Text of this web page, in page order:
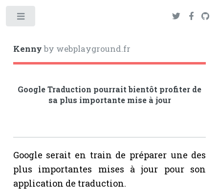
Kennyby webplayground.fr
Google Traduction pourrait bientôt profiter de
sa plus importante mise à jour
Google serait en train de préparer une des
plus importantes mises à jour pour son
application de traduction.